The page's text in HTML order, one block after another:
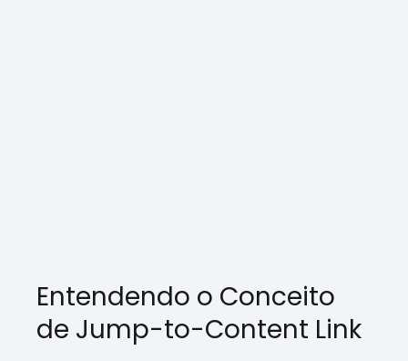
Entendendo o Conceito
de Jump-to-Content Link